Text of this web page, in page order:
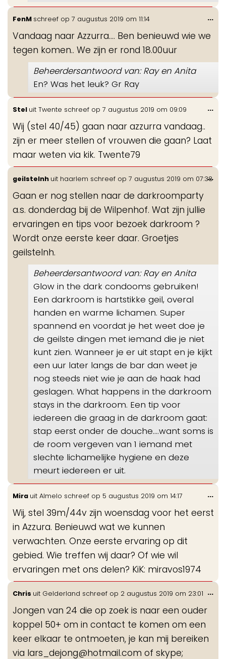
FenM schreef op 7 augustus 2019 om 11:14
Vandaag naar Azzurra.... Ben benieuwd wie we
tegen komen.. We zijn er rond 18.00uur
Beheerdersantwoord van: Ray en Anita
En? Was het leuk? Gr Ray
...
Stel uit Twente schreef op 7 augustus 2019 om 09:09
Wij (stel 40/45) gaan naar azzurra vandaag..
zijn er meer stellen of vrouwen die gaan? Laat
maar weten via kik. Twente79
...
geilstelnh uit haarlem schreef op 7 augustus 2019 om 07:38
Gaan er nog stellen naar de darkroomparty
a.s. donderdag bij de Wilpenhof. Wat zijn jullie
ervaringen en tips voor bezoek darkroom ?
Wordt onze eerste keer daar. Groetjes
geilstelnh.
Beheerdersantwoord van: Ray en Anita
Glow in the dark condooms gebruiken!
Een darkroom is hartstikke geil, overal
handen en warme lichamen. Super
spannend en voordat je het weet doe je
de geilste dingen met iemand die je niet
kunt zien. Wanneer je er uit stapt en je kijkt
een uur later langs de bar dan weet je
nog steeds niet wie je aan de haak had
geslagen. What happens in the darkroom
stays in the darkroom. Een tip voor
iedereen die graag in de darkroom gaat:
stap eerst onder de douche....want soms is
de room vergeven van 1 iemand met
slechte lichamelijke hygiene en deze
meurt iedereen er uit.
...
Mira uit Almelo schreef op 5 augustus 2019 om 14:17
Wij, stel 39m/44v zijn woensdag voor het eerst
in Azzura. Benieuwd wat we kunnen
verwachten. Onze eerste ervaring op dit
gebied. Wie treffen wij daar? Of wie wil
ervaringen met ons delen? KiK: miravos1974
...
Chris uit Gelderland schreef op 2 augustus 2019 om 23:01
Jongen van 24 die op zoek is naar een ouder
koppel 50+ om in contact te komen om een
keer elkaar te ontmoeten, je kan mij bereiken
via lars_dejong@hotmail.com of skype;
...